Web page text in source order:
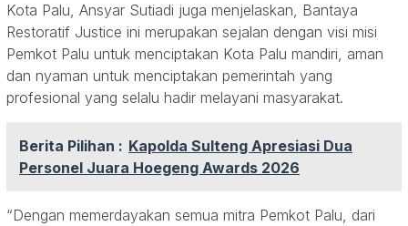
Kota Palu, Ansyar Sutiadi juga menjelaskan, Bantaya
Restoratif Justice ini merupakan sejalan dengan visi misi
Pemkot Palu untuk menciptakan Kota Palu mandiri, aman
dan nyaman untuk menciptakan pemerintah yang
profesional yang selalu hadir melayani masyarakat.
Berita Pilihan : Kapolda Sulteng Apresiasi Dua
Personel Juara Hoegeng Awards 2026
“Dengan memerdayakan semua mitra Pemkot Palu, dari